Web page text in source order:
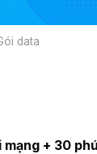
data
+ 30